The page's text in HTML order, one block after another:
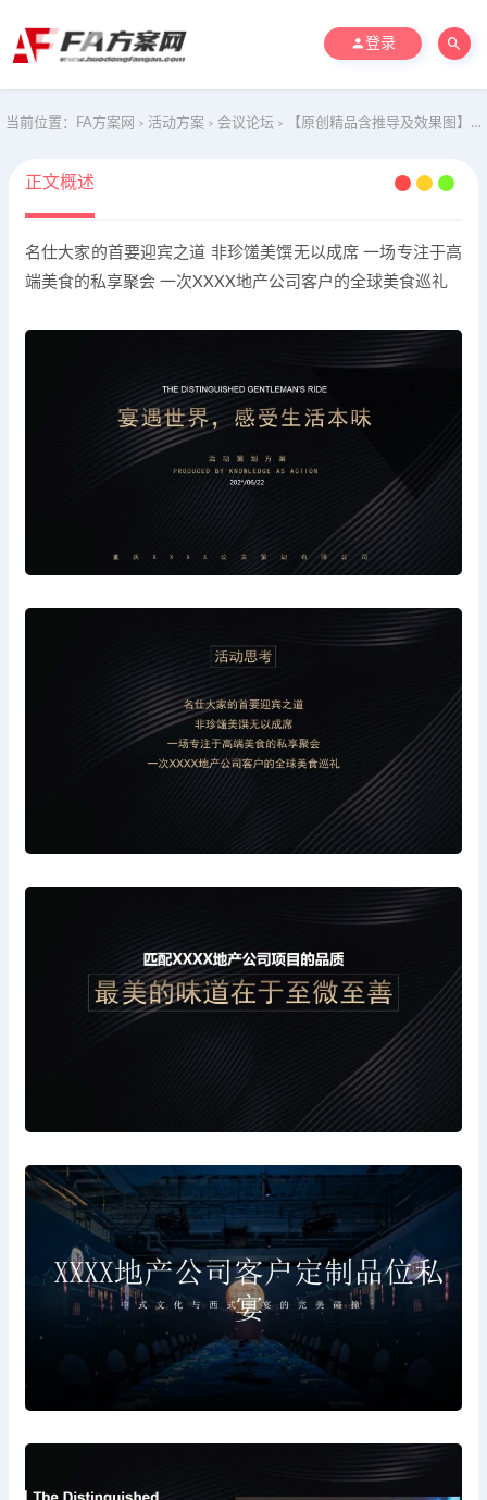
登录
当前位置： FA方案网 > 活动方案 > 会议论坛 > 【原创精品含推导及效果图】地产项目高端业主答谢宴活动方案
正文概述
名仕大家的首要迎宾之道 非珍馐美馔无以成席 一场专注于高
端美食的私享聚会 一次XXXX地产公司客户的全球美食巡礼